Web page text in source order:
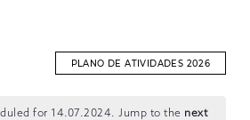
PLANO DE ATIVIDADES 2026
for 14.07.2024. Jump to the next